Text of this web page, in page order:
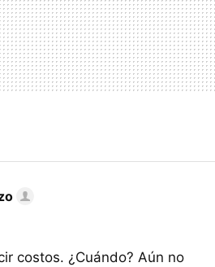
costos. ¿Cuándo? Aún no